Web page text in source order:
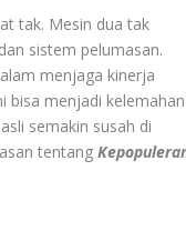
tak. Mesin dua tak
sistem pelumasan.
menjaga kinerja
bisa menjadi kelemahan
semakin susah di
tentang